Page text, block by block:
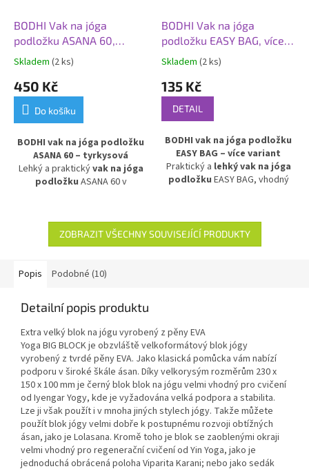
BODHI Vak na jóga
podložku ASANA 60,
tyrkysová
Skladem (2 ks)
450 Kč
Do košíku
BODHI vak na jóga podložku
ASANA 60 – tyrkysová
Lehký a praktickývak na jóga
podložku ASANA 60 v
omyvatelného materiálu,
chrání podložku před vlhkostí a
nečistotami. Ideální pro
doma, ve studiu i na cesty.
BODHI Vak na jóga
podložku EASY BAG, více
variant
Skladem (2 ks)
135 Kč
DETAIL
BODHI vak na jóga podložku
EASY BAG – více variant
Praktický a lehký vak na jóga
podložku EASY BAG, vhodný
chrání podložku před vlhkem a
nečistotami, ideální pro
pohodlné přenášení doma, ve
ZOBRAZIT VŠECHNY SOUVISEJÍCÍ PRODUKTY
Popis Podobné (10)
Detailní popis produktu
Extra velký blok na jógu vyrobený z pěny EVA
Yoga BIG BLOCK je obzvláště velkoformátový blok jógy
vyrobený z tvrdé pěny EVA. Jako klasická pomůcka vám nabízí
podporu v široké škále ásan. Díky velkorysým rozměrům 230 x
150 x 100 mm je černý blok blok na jógu velmi vhodný pro cvičení
od Iyengar Yogy, kde je vyžadována velká podpora a stabilita.
Lze ji však použít i v mnoha jiných stylech jógy. Takže můžete
použít blok jógy velmi dobře k postupnému rozvoji obtížných
ásan, jako je Lolasana. Kromě toho je blok se zaoblenými okraji
velmi vhodný pro regenerační cvičení od Yin Yoga, jako je
jednoduchá obrácená poloha Viparita Karani; nebo jako sedák